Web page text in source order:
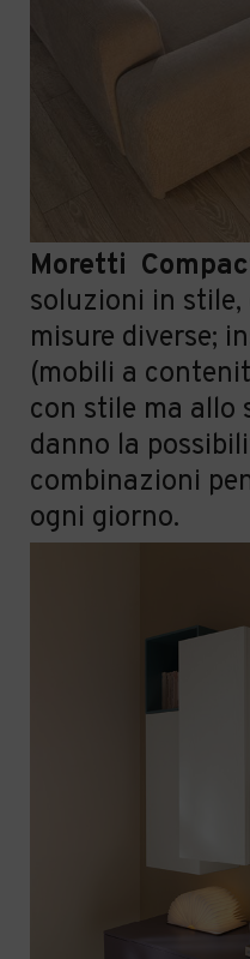
Moretti
soluzioni in
misure diverse; i
(mobili a
con stile ma allo
danno la
combinazioni
ogni giorno.